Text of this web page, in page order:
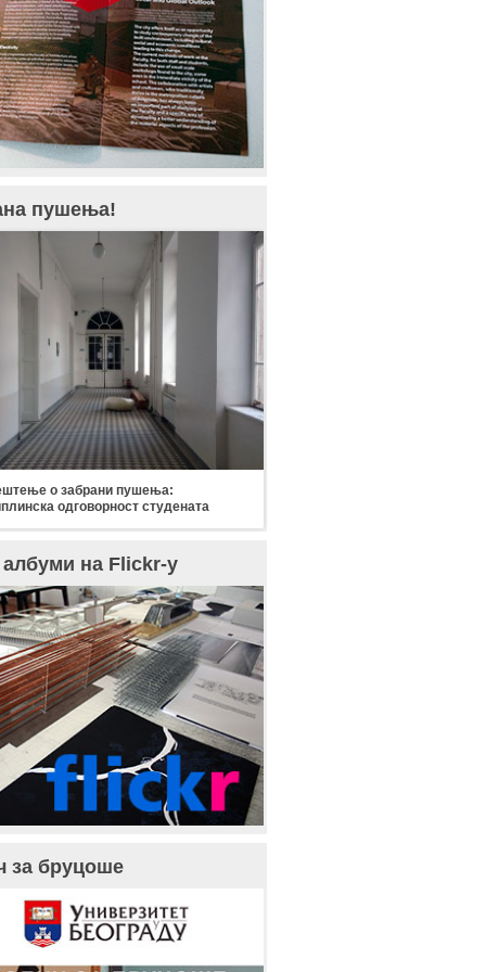
пушења!
о забрани пушења:
одговорност студената
на Flickr-у
за бруцоше